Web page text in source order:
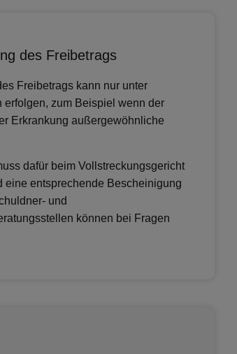
des Freibetrags
Freibetrags kann nur unter
erfolgen, zum Beispiel wenn der
Erkrankung außergewöhnliche
dafür beim Vollstreckungsgericht
eine entsprechende Bescheinigung
und
können bei Fragen